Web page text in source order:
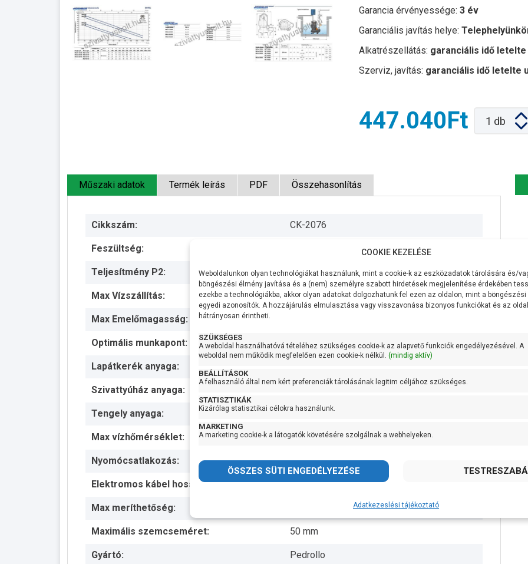
Garancia érvényessége: 3 év
Garanciális javítás helye:
Alkatrészellátás: garanciális idő letelte
Szerviz, javítás: garanciális idő letelte
447.040Ft 1 db
Műszaki adatok Termék leírás PDF Összehasonlítás
Cikkszám: CK-2076
Feszültség:
Teljesítmény P2: 1100W
Max Vízszállítás: 800 liter/perc
Max Emelőmagasság:
Optimális munkapont: 8,5 méteren 400 liter/perc
Lapátkerék anyaga:
Szivattyúház anyaga: Öntvény
Tengely anyaga: AISI 431 rozsdamentes acél
Max vízhőmérséklet: + 40 fok
Nyomócsatlakozás: 2 1/2 coll
Elektromos kábel hossza: 10 méter
Max meríthetőség:
Maximális szemcseméret: 50 mm
Gyártó: Pedrollo
COOKIE KEZELÉSE
Weboldalunkon olyan technológiákat használunk, mint a cookie-k az eszközadatok tárolására és/
böngészési élmény javítása és a (nem) személyre szabott hirdetések megjelenítése érdekében
ezekbe a technológiákba, akkor olyan adatokat dolgozhatunk fel ezen az oldalon, mint a
egyedi azonosítók. A hozzájárulás elmulasztása vagy visszavonása bizonyos funkciókat és az
hátrányosan érintheti.
SZÜKSÉGES
A weboldal használhatóvá tételéhez szükséges cookie-k az alapvető funkciók engedélyezésével. A
weboldal nem működik megfelelően ezen cookie-k nélkül. (mindig aktív)
BEÁLLÍTÁSOK
A felhasználó által nem kért preferenciák tárolásának legitim céljához szükséges.
STATISZTIKÁK
Kizárólag statisztikai célokra használunk.
MARKETING
A marketing cookie-k a látogatók követésére szolgálnak a webhelyeken.
Adatkezeslési tájékoztató